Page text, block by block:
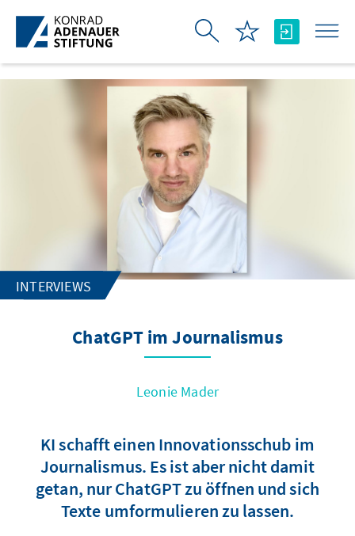
Skip to Main Content
INTERVIEWS
ChatGPT im Journalismus
Leonie Mader
KI schafft einen Innovationsschub im
Journalismus. Es ist aber nicht damit
getan, nur ChatGPT zu öffnen und sich
Texte umformulieren zu lassen.